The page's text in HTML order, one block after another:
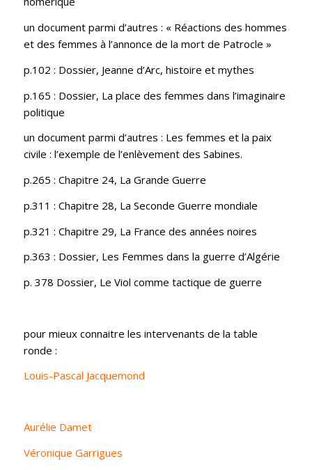
un document parmi d’autres : « Réactions des hommes
et des femmes à l’annonce de la mort de Patrocle »
p.102 : Dossier, Jeanne d’Arc, histoire et mythes
p.165 : Dossier, La place des femmes dans l’imaginaire
politique
un document parmi d’autres : Les femmes et la paix
civile : l’exemple de l’enlèvement des Sabines.
p.265 : Chapitre 24, La Grande Guerre
p.311 : Chapitre 28, La Seconde Guerre mondiale
p.321 : Chapitre 29, La France des années noires
p.363 : Dossier, Les Femmes dans la guerre d’Algérie
p. 378 Dossier, Le Viol comme tactique de guerre
pour mieux connaitre les intervenants de la table
ronde :
Louis-Pascal Jacquemond
Aurélie Damet
Véronique Garrigues